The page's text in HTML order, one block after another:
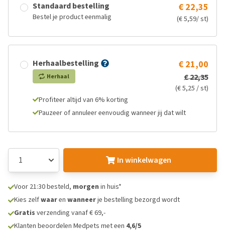
Standaard bestelling
Bestel je product eenmalig
€ 22,35
(€ 5,59/ st)
Herhaalbestelling
Herhaal
€ 21,00
€ 22,35
(€ 5,25 / st)
Profiteer altijd van 6% korting
Pauzeer of annuleer eenvoudig wanneer jij dat wilt
In winkelwagen
Voor 21:30 besteld, morgen in huis*
Kies zelfwaaren wanneerje bestelling bezorgd wordt
Gratis verzending vanaf € 69,-
Klanten beoordelen Medpets met een 4,6/5